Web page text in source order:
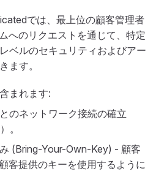
では、最上位の顧客管理者
へのリクエストを通じて、特定
ベルのセキュリティおよびアー
ます。
まれます:
のネットワーク接続の確立
。
(Bring-Your-Own-Key) - 顧客
客提供のキーを使用するように